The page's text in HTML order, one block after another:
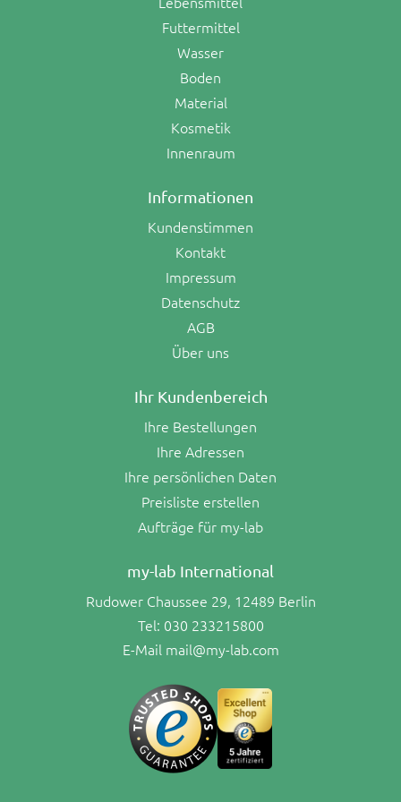
Futtermittel
Wasser
Boden
Material
Kosmetik
Innenraum
Informationen
Kundenstimmen
Kontakt
Impressum
Datenschutz
AGB
Über uns
Ihr Kundenbereich
Ihre Bestellungen
Ihre Adressen
Ihre persönlichen Daten
Preisliste erstellen
Aufträge für my-lab
my-lab International
Rudower Chaussee 29, 12489 Berlin
Tel: 030 233215800
E-Mail mail@my-lab.com